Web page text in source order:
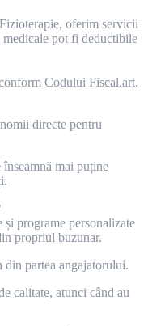
oferim servicii
medicale pot fi deductibile
Codului Fiscal.art.
directe pentru
înseamnă mai puține
programe personalizate
propriul buzunar.
partea angajatorului.
calitate, atunci când au